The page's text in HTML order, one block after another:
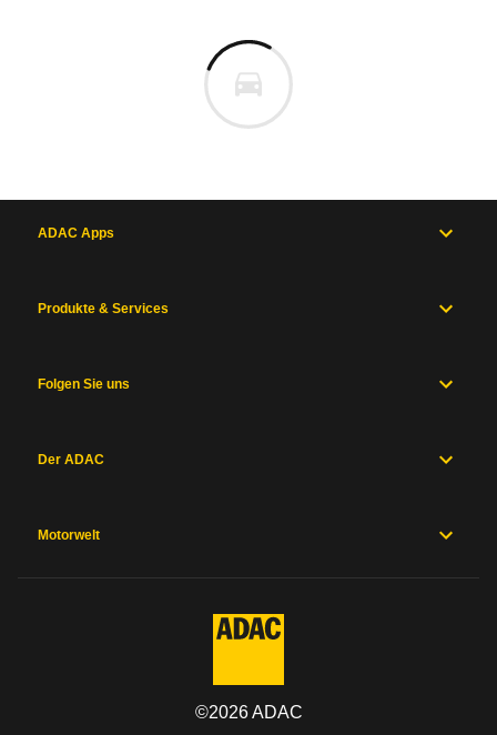
ADAC Apps
Produkte & Services
Folgen Sie uns
Der ADAC
Motorwelt
©2026ADAC